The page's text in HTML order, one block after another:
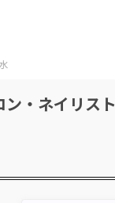
・ネイリスト